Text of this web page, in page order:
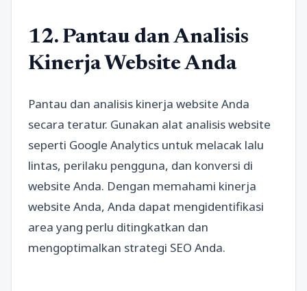
12. Pantau dan Analisis
Kinerja Website Anda
Pantau dan analisis kinerja website Anda
secara teratur. Gunakan alat analisis website
seperti Google Analytics untuk melacak lalu
lintas, perilaku pengguna, dan konversi di
website Anda. Dengan memahami kinerja
website Anda, Anda dapat mengidentifikasi
area yang perlu ditingkatkan dan
mengoptimalkan strategi SEO Anda.